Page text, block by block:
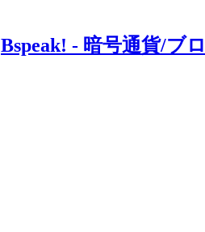
Bspeak! - 暗号通貨/ブ